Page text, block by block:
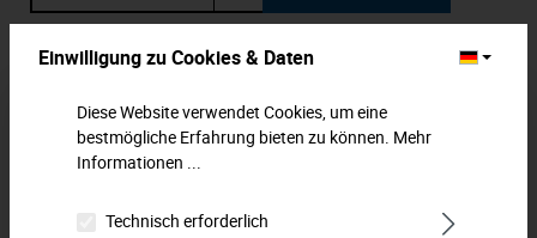
Zum Merkzettel hinzufügen
Beschreibung
Einsteck-Maulschlüssel. Mit Stiftsicherung. Chrom
der Werkzeugind… Mehr
Einwilligung zu Cookies & Daten
Diese Website verwendet Cookies, um eine
bestmögliche Erfahrung bieten zu können. Mehr
Informationen ...
Technisch erforderlich